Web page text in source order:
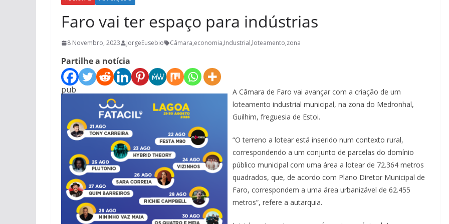
Faro vai ter espaço para indústrias
8 Novembro, 2023 JorgeEusebio Câmara,economia,Industrial,loteamento,zona
Partilhe a notícia
pub
A Câmara de Faro vai avançar com a criação de um
loteamento industrial municipal, na zona do Medronhal,
Guilhim, freguesia de Estoi.
“O terreno a lotear está inserido num contexto rural,
correspondendo a um conjunto de parcelas do domínio
público municipal com uma área a lotear de 72.364 metros
quadrados, que, de acordo com Plano Diretor Municipal de
Faro, correspondem a uma área urbanizável de 62.455
metros”, refere a autarquia.